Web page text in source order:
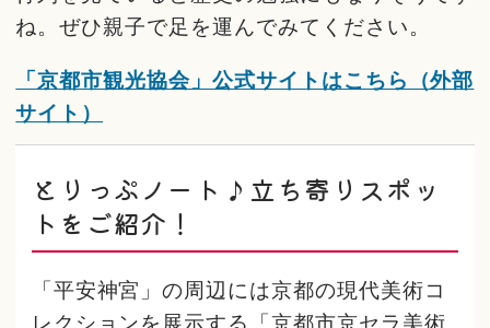
ね。ぜひ親子で足を運んでみてください。
「京都市観光協会」公式サイトはこちら（外部
サイト）
とりっぷノート♪立ち寄りスポッ
トをご紹介！
「平安神宮」の周辺には京都の現代美術コ
レクションを展示する「京都市京セラ美術